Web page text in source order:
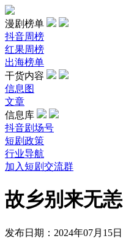
漫剧榜单
抖音周榜
红果周榜
出海榜单
干货内容
信息图
文章
信息库
抖音剧场号
短剧政策
行业导航
加入短剧交流群
故乡别来无恙
发布日期：2024年07月15日